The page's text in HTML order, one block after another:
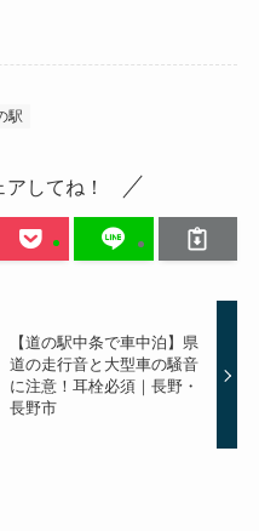
駅
してね！
【道の駅中条で車中泊】県
道の走行音と大型車の騒音
に注意！耳栓必須｜長野・
長野市